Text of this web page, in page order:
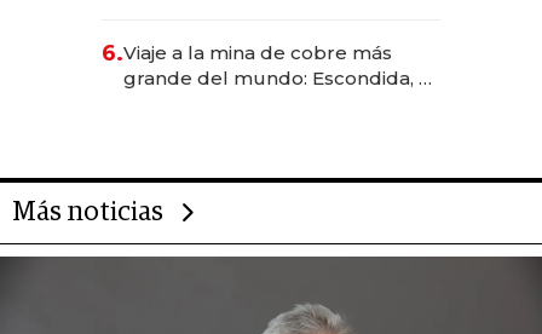
6.Viaje a la mina de cobre más
grande del mundo: Escondida, el
Más noticias